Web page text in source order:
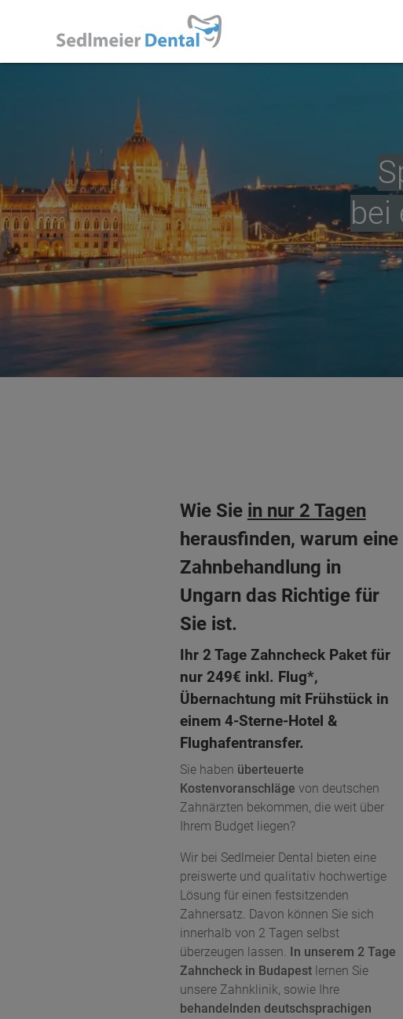
bei
Wie Sie in nur 2 Tagen
herausfinden, warum eine
Zahnbehandlung in
Ungarn das Richtige für
Sie ist.
Ihr 2 Tage Zahncheck Paket für
nur 249€ inkl. Flug*,
Übernachtung mit Frühstück in
einem 4-Sterne-Hotel &
Flughafentransfer.
Sie haben überteuerte
Kostenvoranschläge von deutschen
Zahnärzten bekommen, die weit über
Ihrem Budget liegen?
Wir bei Sedlmeier Dental bieten eine
preiswerte und qualitativ hochwertige
Lösung für einen festsitzenden
Zahnersatz. Davon können Sie sich
innerhalb von 2 Tagen selbst
überzeugen lassen. In unserem 2 Tage
Zahncheck in Budapestlernen Sie
unsere Zahnklinik, sowie Ihre
behandelnden deutschsprachigen